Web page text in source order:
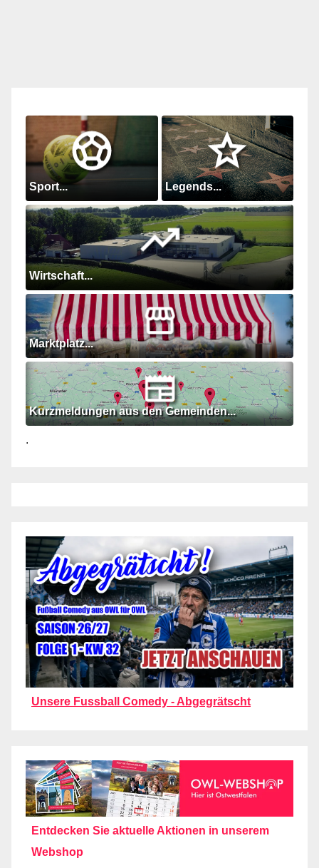
Sport... Legends...
Wirtschaft...
Marktplatz...
Kurzmeldungen aus den Gemeinden...
.
Unsere Fussball Comedy - Abgegrätscht
Entdecken Sie aktuelle Aktionen in unserem
Webshop